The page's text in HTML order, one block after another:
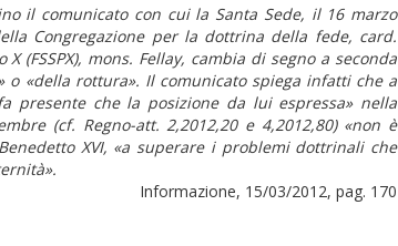
il comunicato con cui la Santa Sede, il 16 marzo
Congregazione per la dottrina della fede, card.
(FSSPX), mons. Fellay, cambia di segno a seconda
o «della rottura». Il comunicato spiega infatti che a
presente che la posizione da lui espressa» nella
(cf. Regno-att. 2,2012,20 e 4,2012,80) «non è
XVI, «a superare i problemi dottrinali che
Informazione, 15/03/2012, pag. 170